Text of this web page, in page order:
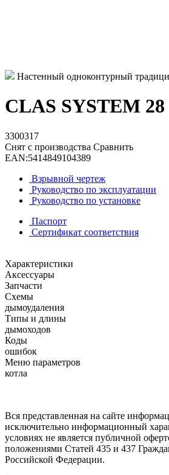
Настенный одноконтурный
CLAS SYSTEM 28
3300317
Снят с производства Сравнить
EAN:5414849104389
Взрывной чертеж
Руководство по эксплуатации
Руководство по установке
Паспорт
Сертификат соответствия
Характеристики
Аксессуары
Запчасти
Схемы
дымоудаления
Типы и длины
дымоходов
Коды
ошибок
Меню параметров
котла
Вся представленная на сайте
исключительно информационный
условиях не является публичной
положениями Статей 435 и 437
Российской Федерации.